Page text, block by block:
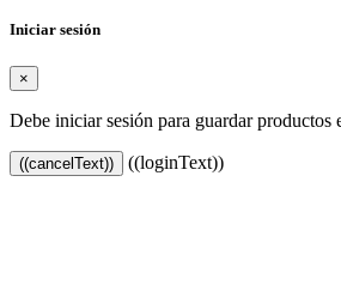
Iniciar sesión
×
Debe iniciar sesión para guardar productos
((cancelText)) ((loginText))